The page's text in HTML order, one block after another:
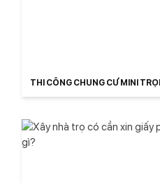
THI CÔNG CHUNG CƯ MINI